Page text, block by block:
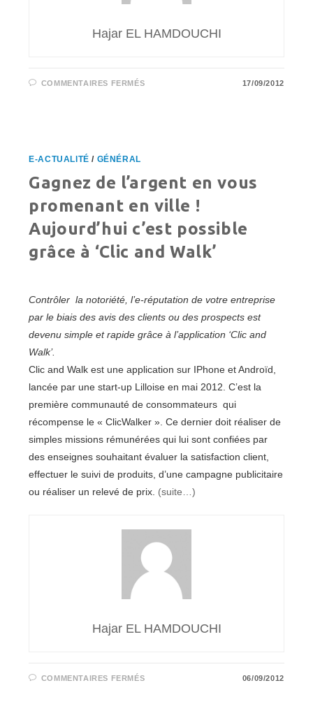
Hajar EL HAMDOUCHI
COMMENTAIRES FERMÉSSUR
17/09/2012
E-ACTUALITÉ / GÉNÉRAL
Gagnez de l’argent en vous
promenant en ville !
Aujourd’hui c’est possible
grâce à ‘Clic and Walk’
Contrôler la notoriété, l’e-réputation de votre entreprise
par le biais des avis des clients ou des prospects est
devenu simple et rapide grâce à l’application ‘Clic and
Walk’.
Clic and Walk est une application sur IPhone et Androïd,
lancée par une start-up Lilloise en mai 2012. C’est la
première communauté de consommateurs qui
récompense le « ClicWalker ». Ce dernier doit réaliser de
simples missions rémunérées qui lui sont confiées par
des enseignes souhaitant évaluer la satisfaction client,
effectuer le suivi de produits, d’une campagne publicitaire
ou réaliser un relevé de prix. (suite…)
Hajar EL HAMDOUCHI
COMMENTAIRES FERMÉSSUR
06/09/2012